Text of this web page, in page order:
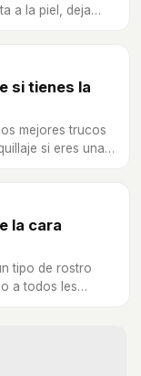
a la piel, deja
si tienes la
mejores trucos
si eres una
la cara
tipo de rostro
a todos les